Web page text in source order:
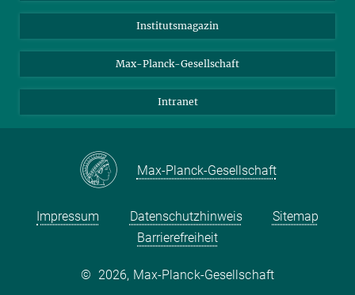
Schulen
Studierende
Facebook
YouTube
Institutsmagazin
Max-Planck-Gesellschaft
Intranet
Max-Planck-Gesellschaft
Impressum Datenschutzhinweis
Sitemap
Barrierefreiheit
© 2026, Max-Planck-Gesellschaft